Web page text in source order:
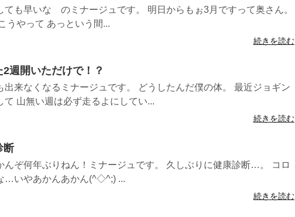
ても早いな のミナージュです。 明日からもぉ3月ですって奥さん。
うやって あっという間...
続きを読む
週開いただけで！？
出来なくなるミナージュです。 どうしたんだ僕の体。 最近ジョギン
て 山無い週は必ず走るよにしてい...
続きを読む
断
んぞ何年ぶりねん！ミナージュです。 久しぶりに健康診断…。 コロ
…いやあかんあかん(^◇^;) ...
続きを読む